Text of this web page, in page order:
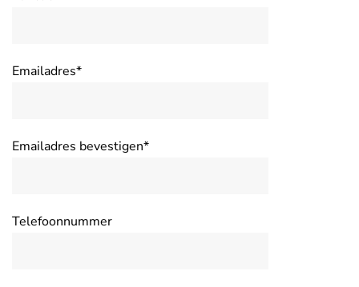
Emailadres*
Emailadres bevestigen*
Telefoonnummer